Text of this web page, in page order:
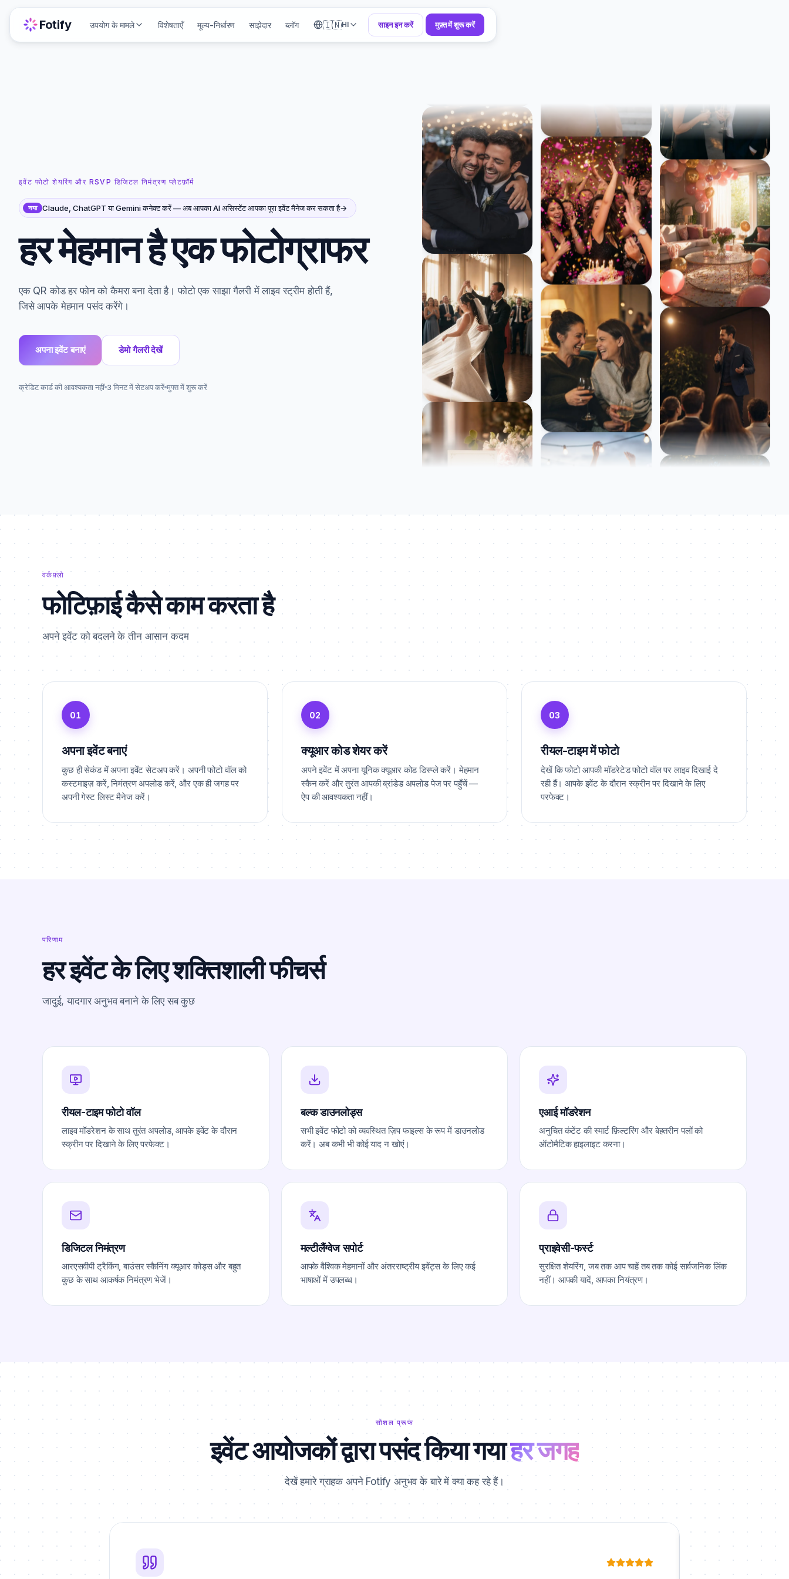
Fotify उपयोग के मामले विशेषताएँ मूल्य-निर्धारण साझेदार ब्लॉग 🇮🇳HI साइन इन करें मुफ़्त में शुरू करें
इवेंट फोटो शेयरिंग और RSVP डिजिटल निमंत्रण प्लेटफ़ॉर्म
नया Claude, ChatGPT या Gemini कनेक्ट करें — अब आपका AI असिस्टेंट आपका पूरा इवेंट मैनेज कर सकता है→
हर मेहमान है एक फोटोग्राफर
एक QR कोड हर फोन को कैमरा बना देता है। फोटो एक साझा गैलरी में लाइव स्ट्रीम होती हैं,
जिसे आपके मेहमान पसंद करेंगे।
अपना इवेंट बनाएं डेमो गैलरी देखें
क्रेडिट कार्ड की आवश्यकता नहीं 3 मिनट में सेटअप करें मुफ्त में शुरू करें
वर्कफ़्लो
फोटिफ़ाई कैसे काम करता है
अपने इवेंट को बदलने के तीन आसान कदम
01
अपना इवेंट बनाएं
कुछ ही सेकंड में अपना इवेंट सेटअप करें। अपनी फोटो वॉल को
कस्टमाइज़ करें, निमंत्रण अपलोड करें, और एक ही जगह पर
अपनी गेस्ट लिस्ट मैनेज करें।
02
क्यूआर कोड शेयर करें
अपने इवेंट में अपना यूनिक क्यूआर कोड डिस्प्ले करें। मेहमान
स्कैन करें और तुरंत आपकी ब्रांडेड अपलोड पेज पर पहुँचें —
ऐप की आवश्यकता नहीं।
03
रीयल-टाइम में फोटो
देखें कि फोटो आपकी मॉडरेटेड फोटो वॉल पर लाइव दिखाई दे
रही हैं। आपके इवेंट के दौरान स्क्रीन पर दिखाने के लिए
परफेक्ट।
परिणाम
हर इवेंट के लिए शक्तिशाली फीचर्स
जादुई, यादगार अनुभव बनाने के लिए सब कुछ
रीयल-टाइम फोटो वॉल
लाइव मॉडरेशन के साथ तुरंत अपलोड, आपके इवेंट के दौरान
स्क्रीन पर दिखाने के लिए परफेक्ट।
बल्क डाउनलोड्स
सभी इवेंट फोटो को व्यवस्थित ज़िप फाइल्स के रूप में डाउनलोड
करें। अब कभी भी कोई याद न खोएं।
एआई मॉडरेशन
अनुचित कंटेंट की स्मार्ट फ़िल्टरिंग और बेहतरीन पलों को
ऑटोमैटिक हाइलाइट करना।
डिजिटल निमंत्रण
आरएसवीपी ट्रैकिंग, बाउंसर स्कैनिंग क्यूआर कोड्स और बहुत
कुछ के साथ आकर्षक निमंत्रण भेजें।
मल्टीलैंग्वेज सपोर्ट
आपके वैश्विक मेहमानों और अंतरराष्ट्रीय इवेंट्स के लिए कई
भाषाओं में उपलब्ध।
प्राइवेसी-फर्स्ट
सुरक्षित शेयरिंग, जब तक आप चाहें तब तक कोई सार्वजनिक लिंक
नहीं। आपकी यादें, आपका नियंत्रण।
सोशल प्रूफ
इवेंट आयोजकों द्वारा पसंद किया गयाहर जगह
देखें हमारे ग्राहक अपने Fotify अनुभव के बारे में क्या कह रहे हैं।